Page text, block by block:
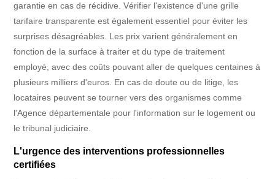
garantie en cas de récidive. Vérifier l'existence d'une grille
tarifaire transparente est également essentiel pour éviter les
surprises désagréables. Les prix varient généralement en
fonction de la surface à traiter et du type de traitement
employé, avec des coûts pouvant aller de quelques centaines à
plusieurs milliers d'euros. En cas de doute ou de litige, les
locataires peuvent se tourner vers des organismes comme
l'Agence départementale pour l'information sur le logement ou
le tribunal judiciaire.
L'urgence des interventions professionnelles
certifiées